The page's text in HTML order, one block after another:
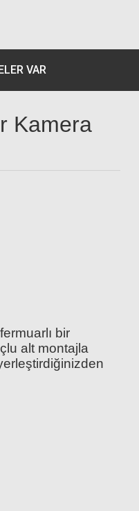
VAR
Kamera
bir
alt montajla